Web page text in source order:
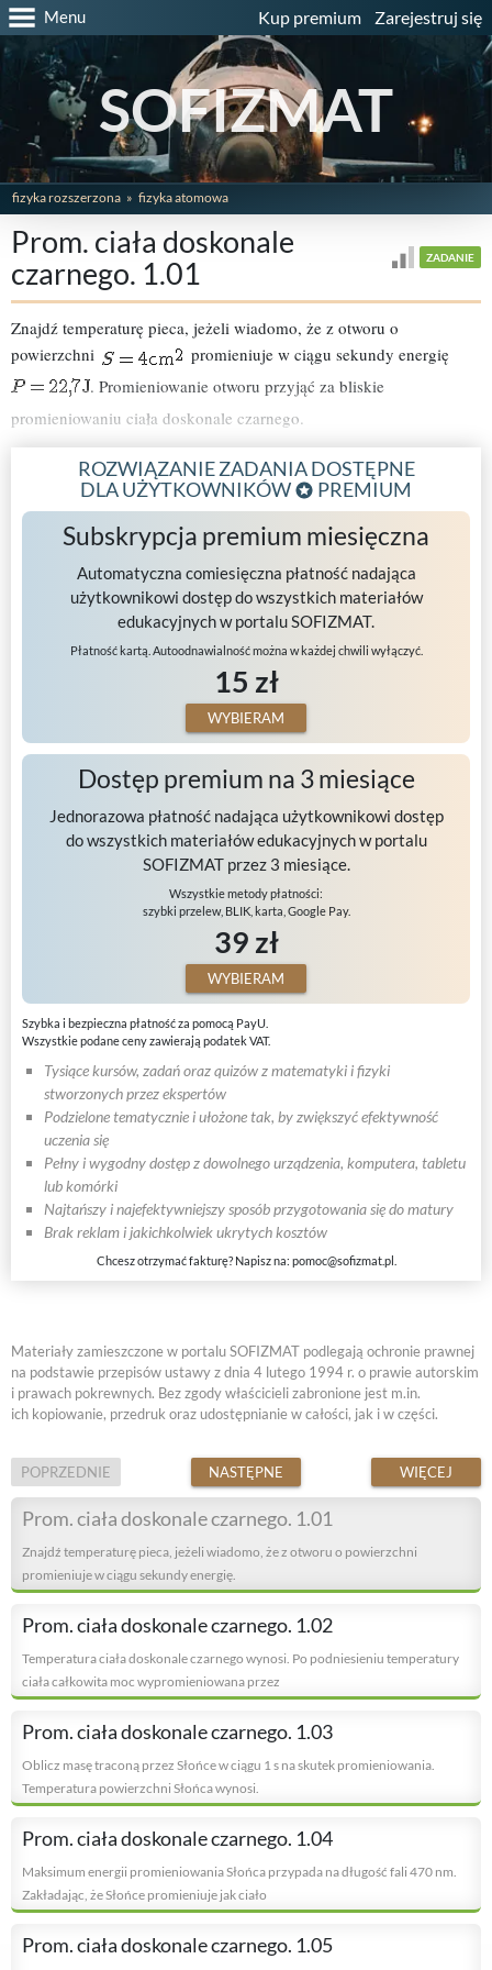
Menu Kup premium Zarejestruj się
SOFIZMAT
fizyka rozszerzona fizyka atomowa
Prom. ciała doskonale
czarnego. 1.01
ZADANIE
Znajdź temperaturę pieca, jeżeli wiadomo, że z otworu o
powierzchni
promieniuje w ciągu sekundy energię
. Promieniowanie otworu przyjąć za bliskie
promieniowaniu ciała doskonale czarnego.
ROZWIĄZANIE ZADANIA DOSTĘPNE
DLA UŻYTKOWNIKÓW
PREMIUM
Subskrypcja premium miesięczna
Automatyczna comiesięczna płatność nadająca
użytkownikowi dostęp do wszystkich materiałów
edukacyjnych w portalu SOFIZMAT.
Płatność kartą. Autoodnawialność można w każdej chwili wyłączyć.
15 zł
WYBIERAM
Dostęp premium na 3 miesiące
Jednorazowa płatność nadająca użytkownikowi dostęp
do wszystkich materiałów edukacyjnych w portalu
SOFIZMAT przez 3 miesiące.
Wszystkie metody płatności:
szybki przelew, BLIK, karta, Google Pay.
39 zł
WYBIERAM
Szybka i bezpieczna płatność za pomocą PayU.
Wszystkie podane ceny zawierają podatek VAT.
Tysiące kursów, zadań oraz quizów z matematyki i fizyki
stworzonych przez ekspertów
Podzielone tematycznie i ułożone tak, by zwiększyć efektywność
uczenia się
Pełny i wygodny dostęp z dowolnego urządzenia, komputera, tabletu
lub komórki
Najtańszy i najefektywniejszy sposób przygotowania się do matury
Brak reklam i jakichkolwiek ukrytych kosztów
Chcesz otrzymać fakturę? Napisz na: pomoc@sofizmat.pl
Materiały zamieszczone w portalu SOFIZMAT podlegają ochronie prawnej
na podstawie przepisów ustawy z dnia 4 lutego 1994 r. o prawie autorskim
i prawach pokrewnych. Bez zgody właścicieli zabronione jest m.in.
ich kopiowanie, przedruk oraz udostępnianie w całości, jak i w części.
POPRZEDNIE NASTĘPNE WIĘCEJ
Prom. ciała doskonale czarnego. 1.01
Znajdź temperaturę pieca, jeżeli wiadomo, że z otworu o powierzchni
promieniuje w ciągu sekundy energię.
Prom. ciała doskonale czarnego. 1.02
Temperatura ciała doskonale czarnego wynosi. Po podniesieniu temperatury
ciała całkowita moc wypromieniowana przez
Prom. ciała doskonale czarnego. 1.03
Oblicz masę traconą przez Słońce w ciągu 1 s na skutek promieniowania.
Temperatura powierzchni Słońca wynosi.
Prom. ciała doskonale czarnego. 1.04
Maksimum energii promieniowania Słońca przypada na długość fali 470 nm.
Zakładając, że Słońce promieniuje jak ciało
Prom. ciała doskonale czarnego. 1.05